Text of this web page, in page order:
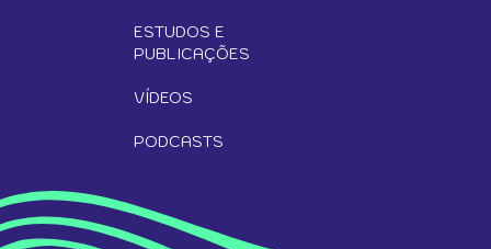
ESTUDOS E
PUBLICAÇÕES
VÍDEOS
PODCASTS